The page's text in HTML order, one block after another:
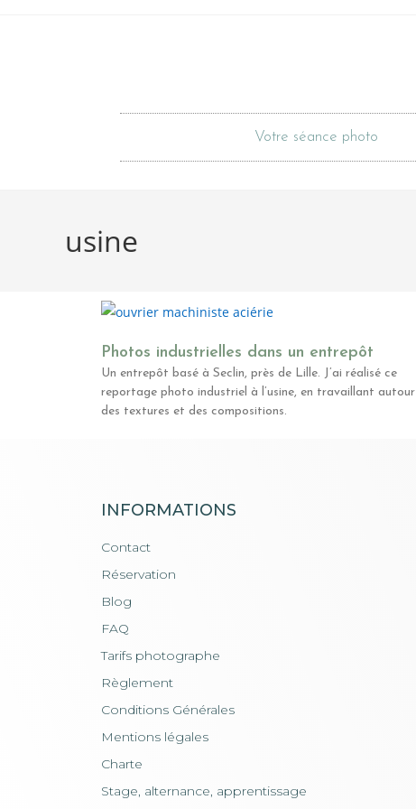
Votre séance photo
usine
Photos industrielles dans un entrepôt
Un entrepôt basé à Seclin, près de Lille. J’ai réalisé ce
reportage photo industriel à l’usine, en travaillant autour
des textures et des compositions.
INFORMATIONS
Contact
Réservation
Blog
FAQ
Tarifs photographe
Règlement
Conditions Générales
Mentions légales
Charte
Stage, alternance, apprentissage